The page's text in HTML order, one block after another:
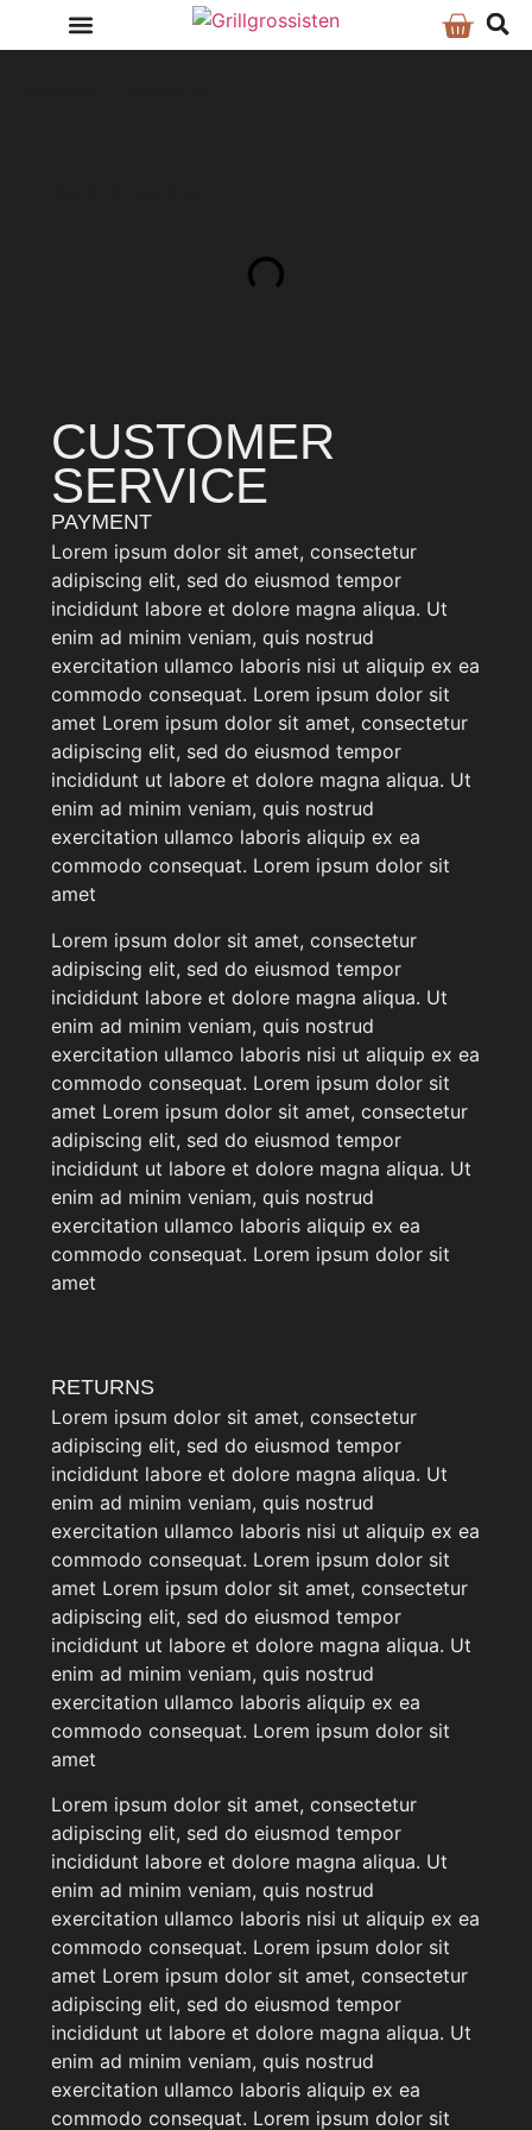
CUSTOMER
SERVICE
PAYMENT
Lorem ipsum dolor sit amet, consectetur
adipiscing elit, sed do eiusmod tempor
incididunt labore et dolore magna aliqua. Ut
enim ad minim veniam, quis nostrud
exercitation ullamco laboris nisi ut aliquip ex ea
commodo consequat. Lorem ipsum dolor sit
amet Lorem ipsum dolor sit amet, consectetur
adipiscing elit, sed do eiusmod tempor
incididunt ut labore et dolore magna aliqua. Ut
enim ad minim veniam, quis nostrud
exercitation ullamco laboris aliquip ex ea
commodo consequat. Lorem ipsum dolor sit
amet
Lorem ipsum dolor sit amet, consectetur
adipiscing elit, sed do eiusmod tempor
incididunt labore et dolore magna aliqua. Ut
enim ad minim veniam, quis nostrud
exercitation ullamco laboris nisi ut aliquip ex ea
commodo consequat. Lorem ipsum dolor sit
amet Lorem ipsum dolor sit amet, consectetur
adipiscing elit, sed do eiusmod tempor
incididunt ut labore et dolore magna aliqua. Ut
enim ad minim veniam, quis nostrud
exercitation ullamco laboris aliquip ex ea
commodo consequat. Lorem ipsum dolor sit
amet
RETURNS
Lorem ipsum dolor sit amet, consectetur
adipiscing elit, sed do eiusmod tempor
incididunt labore et dolore magna aliqua. Ut
enim ad minim veniam, quis nostrud
exercitation ullamco laboris nisi ut aliquip ex ea
commodo consequat. Lorem ipsum dolor sit
amet Lorem ipsum dolor sit amet, consectetur
adipiscing elit, sed do eiusmod tempor
incididunt ut labore et dolore magna aliqua. Ut
enim ad minim veniam, quis nostrud
exercitation ullamco laboris aliquip ex ea
commodo consequat. Lorem ipsum dolor sit
amet
Lorem ipsum dolor sit amet, consectetur
adipiscing elit, sed do eiusmod tempor
incididunt labore et dolore magna aliqua. Ut
enim ad minim veniam, quis nostrud
exercitation ullamco laboris nisi ut aliquip ex ea
commodo consequat. Lorem ipsum dolor sit
amet Lorem ipsum dolor sit amet, consectetur
adipiscing elit, sed do eiusmod tempor
incididunt ut labore et dolore magna aliqua. Ut
enim ad minim veniam, quis nostrud
exercitation ullamco laboris aliquip ex ea
commodo consequat. Lorem ipsum dolor sit